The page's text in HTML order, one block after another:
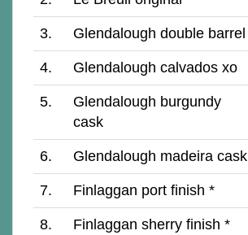
3. Glendalough double barrel
4. Glendalough calvados xo
5.
Glendalough burgundy
cask
6. Glendalough madeira cask
7. Finlaggan port finish *
8. Finlaggan sherry finish *